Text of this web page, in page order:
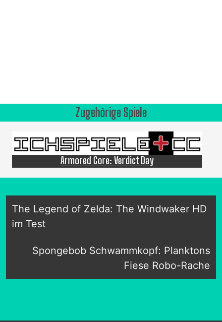
Zugehörige Spiele
Armored Core: Verdict Day
The Legend of Zelda: The Windwaker HD
im Test
Spongebob Schwammkopf: Planktons
Fiese Robo-Rache